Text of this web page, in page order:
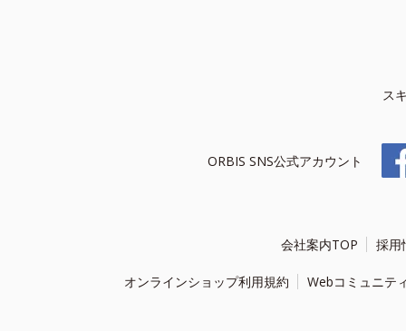
ス
ORBIS SNS公式アカウント
会社案内TOP 採用
オンラインショップ利用規約 Webコミュニテ